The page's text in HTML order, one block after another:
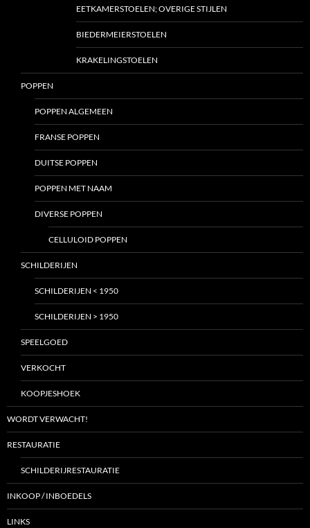
EETKAMERSTOELEN; OVERIGE STIJLEN
BIEDERMEIERSTOELEN
KRAKELINGSTOELEN
POPPEN
POPPEN ALGEMEEN
FRANSE POPPEN
DUITSE POPPEN
POPPEN MET NAAM
DIVERSE POPPEN
CELLULOID POPPEN
SCHILDERIJEN
SCHILDERIJEN < 1950
SCHILDERIJEN > 1950
SPEELGOED
VERKOCHT
KOOPJESHOEK
WORDT VERWACHT!
RESTAURATIE
SCHILDERIJRESTAURATIE
INKOOP / INBOEDELS
LINKS